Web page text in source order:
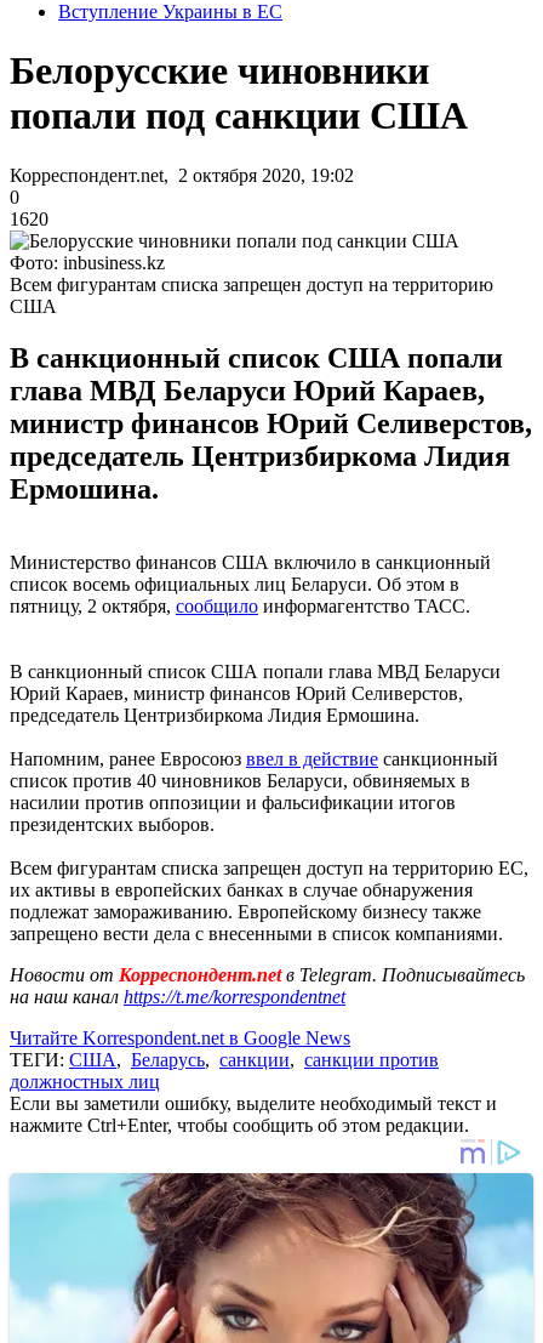
Вступление Украины в ЕС
Белорусские чиновники
попали под санкции США
Корреспондент.net, 2 октября 2020, 19:02
0
1620
Фото: inbusiness.kz
Всем фигурантам списка запрещен доступ на территорию
США
В санкционный список США попали
глава МВД Беларуси Юрий Караев,
министр финансов Юрий Селиверстов,
председатель Центризбиркома Лидия
Ермошина.
Министерство финансов США включило в санкционный
список восемь официальных лиц Беларуси. Об этом в
пятницу, 2 октября, сообщило информагентство ТАСС.
В санкционный список США попали глава МВД Беларуси
Юрий Караев, министр финансов Юрий Селиверстов,
председатель Центризбиркома Лидия Ермошина.
Напомним, ранее Евросоюз ввел в действие санкционный
список против 40 чиновников Беларуси, обвиняемых в
насилии против оппозиции и фальсификации итогов
президентских выборов.
Всем фигурантам списка запрещен доступ на территорию ЕС,
их активы в европейских банках в случае обнаружения
подлежат замораживанию. Европейскому бизнесу также
запрещено вести дела с внесенными в список компаниями.
Новости от Корреспондент.netв Telegram. Подписывайтесь
на наш канал https://t.me/korrespondentnet
Читайте Korrespondent.net в Google News
ТЕГИ: США, Беларусь, санкции, санкции против
должностных лиц
Если вы заметили ошибку, выделите необходимый текст и
нажмите Ctrl+Enter, чтобы сообщить об этом редакции.